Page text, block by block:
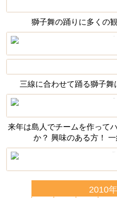
獅子舞の踊りに多くの
三線に合わせて踊る獅子
来年は島人でチームを作って
か？ 興味のある方！
2010